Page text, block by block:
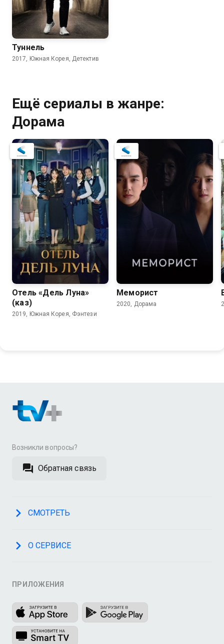
Туннель
2017, Южная Корея, Детектив
Ещё сериалы в жанре:
Дорама
Отель «Дель Луна»
(каз)
2019, Южная Корея, Фэнтези
7.6 7.7
Меморист
2020, Дорама
Возникли вопросы?
Обратная связь
СМОТРЕТЬ
О СЕРВИСЕ
ПРИЛОЖЕНИЯ